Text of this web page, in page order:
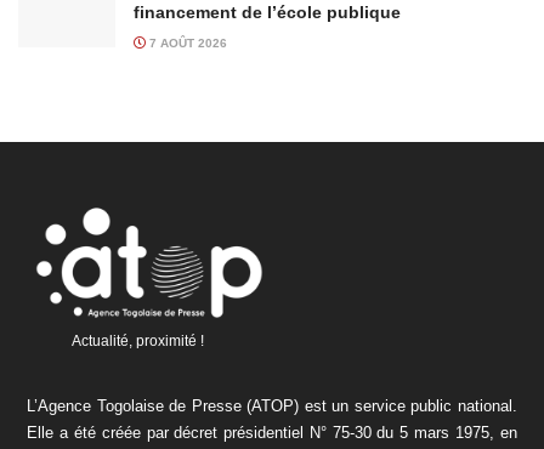
financement de l’école publique
7 AOÛT 2026
Actualité, proximité !
L’Agence Togolaise de Presse (ATOP) est un service public national.
Elle a été créée par décret présidentiel N° 75-30 du 5 mars 1975, en